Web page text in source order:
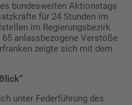
bundesweiten Aktionstags
für 24 Stunden im
im Regierungsbezirk
anlassbezogene Verstöße
zeigte sich mit dem
unter Federführung des